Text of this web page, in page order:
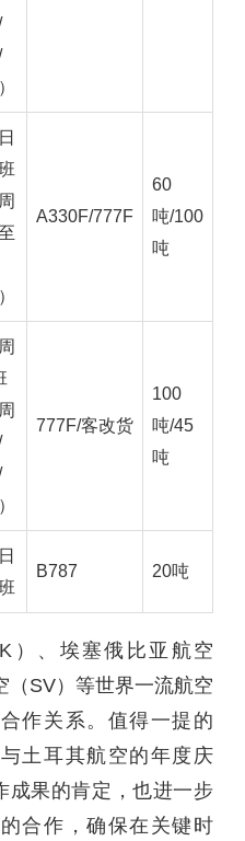
A330F/777F
60
吨/100
吨
777F/客改货
100
吨/45
吨
B787 20吨
）、埃塞俄比亚航空
（SV）等世界一流航空
作关系。值得一提的
土耳其航空的年度庆
成果的肯定，也进一步
合作，确保在关键时